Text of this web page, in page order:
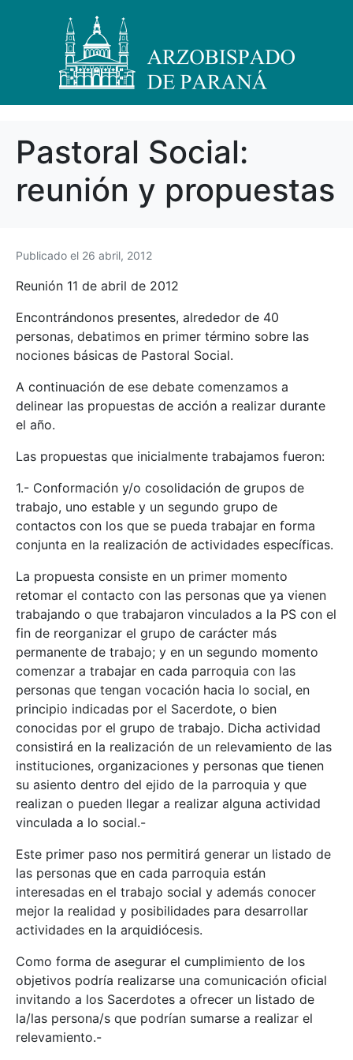
Pastoral Social:
reunión y propuestas
Publicado el 26 abril, 2012
Reunión 11 de abril de 2012
Encontrándonos presentes, alrededor de 40
personas, debatimos en primer término sobre las
nociones básicas de Pastoral Social.
A continuación de ese debate comenzamos a
delinear las propuestas de acción a realizar durante
el año.
Las propuestas que inicialmente trabajamos fueron:
1.- Conformación y/o cosolidación de grupos de
trabajo, uno estable y un segundo grupo de
contactos con los que se pueda trabajar en forma
conjunta en la realización de actividades específicas.
La propuesta consiste en un primer momento
retomar el contacto con las personas que ya vienen
trabajando o que trabajaron vinculados a la PS con el
fin de reorganizar el grupo de carácter más
permanente de trabajo; y en un segundo momento
comenzar a trabajar en cada parroquia con las
personas que tengan vocación hacia lo social, en
principio indicadas por el Sacerdote, o bien
conocidas por el grupo de trabajo. Dicha actividad
consistirá en la realización de un relevamiento de las
instituciones, organizaciones y personas que tienen
su asiento dentro del ejido de la parroquia y que
realizan o pueden llegar a realizar alguna actividad
vinculada a lo social.-
Este primer paso nos permitirá generar un listado de
las personas que en cada parroquia están
interesadas en el trabajo social y además conocer
mejor la realidad y posibilidades para desarrollar
actividades en la arquidiócesis.
Como forma de asegurar el cumplimiento de los
objetivos podría realizarse una comunicación oficial
invitando a los Sacerdotes a ofrecer un listado de
la/las persona/s que podrían sumarse a realizar el
relevamiento.-